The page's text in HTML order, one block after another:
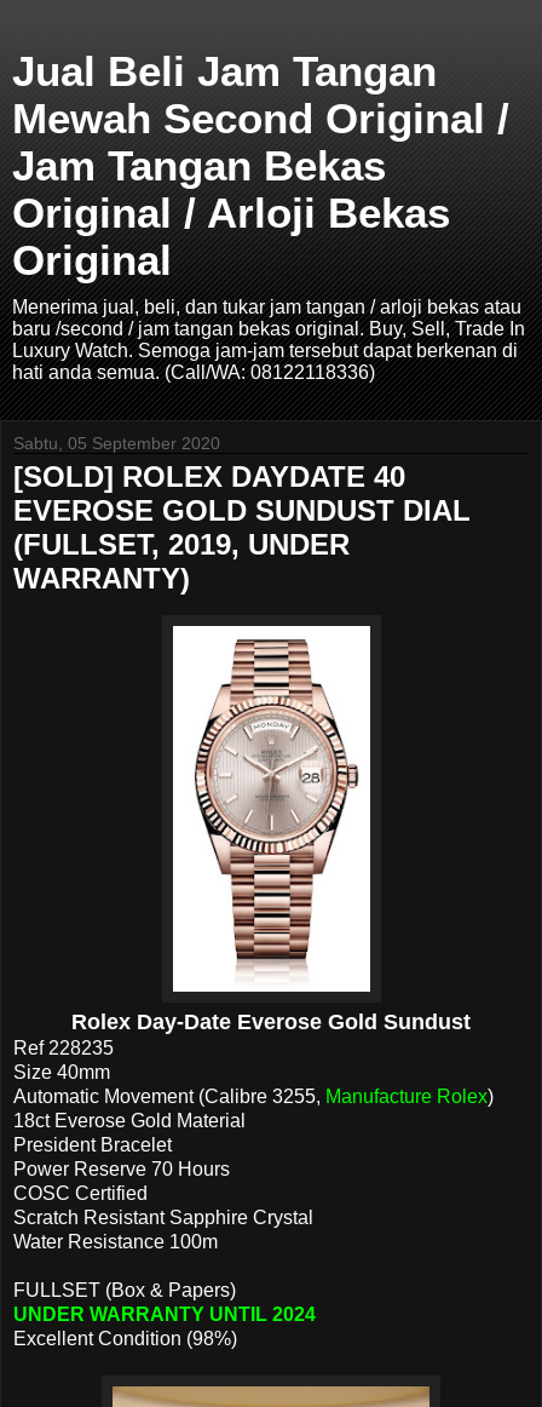
Jual Beli Jam Tangan
Mewah Second Original /
Jam Tangan Bekas
Original / Arloji Bekas
Original
Menerima jual, beli, dan tukar jam tangan / arloji bekas atau
baru /second / jam tangan bekas original. Buy, Sell, Trade In
Luxury Watch. Semoga jam-jam tersebut dapat berkenan di
hati anda semua. (Call/WA: 08122118336)
Sabtu, 05 September 2020
[SOLD] ROLEX DAYDATE 40
EVEROSE GOLD SUNDUST DIAL
(FULLSET, 2019, UNDER
WARRANTY)
Rolex Day-Date Everose Gold Sundust
Ref 228235
Size 40mm
Automatic Movement (Calibre 3255, Manufacture Rolex)
18ct Everose Gold Material
President Bracelet
Power Reserve 70 Hours
COSC Certified
Scratch Resistant Sapphire Crystal
Water Resistance 100m
FULLSET (Box & Papers)
UNDER WARRANTY UNTIL 2024
Excellent Condition (98%)